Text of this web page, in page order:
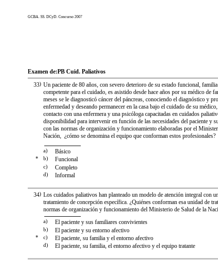
GCBA. SS. DCyD. Concurso 2007
Examen de:PB Cuid. Paliativos
)
33 Un paciente de 80 años, con severo deterioro de su estado funcional,
competente para el cuidado, es asistido desde hace años por su médico de
meses se le diagnosticó cáncer del páncreas, conociendo el diagnóstico y
enfermedad y deseando permanecer en la casa bajo el cuidado de su
contacto con una enfermera y una psicóloga capacitadas en cuidados
disponibilidad para intervenir en función de las necesidades del paciente y
con las normas de organización y funcionamiento elaboradas por el
Nación, ¿cómo se denomina el equipo que conforman estos profesionales?
a) Básico
* b) Funcional
c) Completo
d) Informal
)
34 Los cuidados paliativos han planteado un modelo de atención integral con
tratamiento de concepción específica. ¿Quiénes conforman esa unidad de
normas de organización y funcionamiento del Ministerio de Salud de la
a) El paciente y sus familiares convivientes
b) El paciente y su entorno afectivo
* c) El paciente, su familia y el entorno afectivo
d) El paciente, su familia, el entorno afectivo y el equipo tratante